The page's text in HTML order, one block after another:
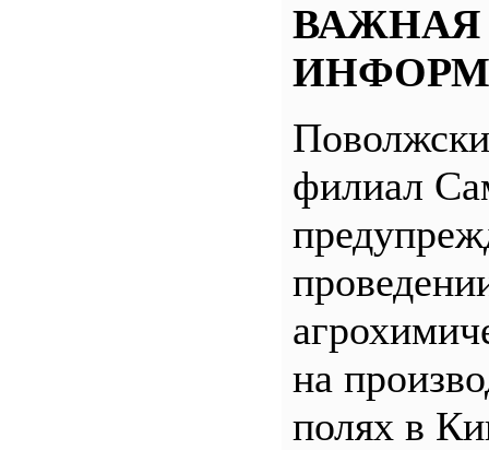
ВАЖНАЯ
филиал
на
полях в